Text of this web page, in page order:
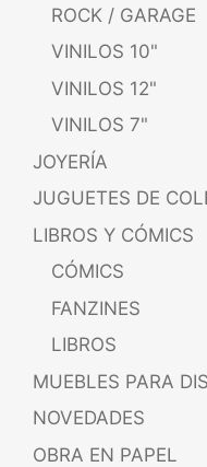
ROCK / GARAGE
VINILOS 10"
VINILOS 12"
VINILOS 7"
JOYERÍA
JUGUETES DE
LIBROS Y CÓMICS
CÓMICS
FANZINES
LIBROS
MUEBLES PARA
NOVEDADES
OBRA EN PAPEL